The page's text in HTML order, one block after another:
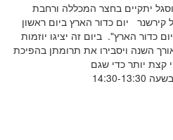
יתקיים בחצר המכללה ורחבת
קירשנר יום כדור הארץ ביום ראשון
"יום כדור הארץ". ביום זה יציגו יוזמות
השנה ויסבירו את תרומתן בהפיכת
קצת יותר כדי שגם